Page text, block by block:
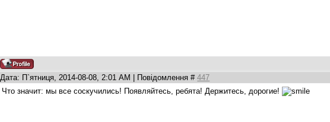
Дата: П`ятниця, 2014-08-08, 2:01 AM | Повідомлення #447
Что значит: мы все соскучились! Появляйтесь, ребята! Держитесь, дорогие!